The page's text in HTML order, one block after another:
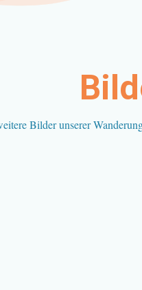
Bilder unserer